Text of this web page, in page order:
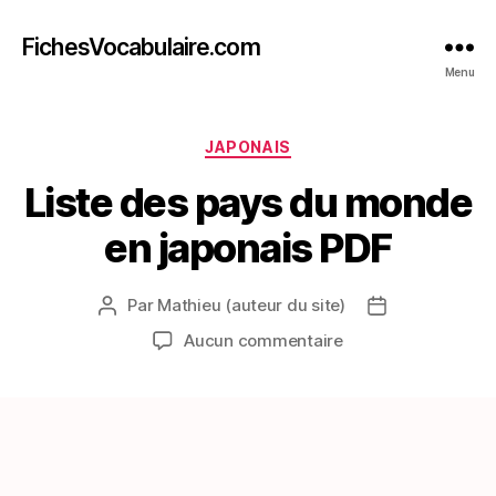
FichesVocabulaire.com
Menu
Catégories
JAPONAIS
Liste des pays du monde
en japonais PDF
Auteur
l’article
Par Mathieu (auteur du site)
Date
Aucun commentairesur